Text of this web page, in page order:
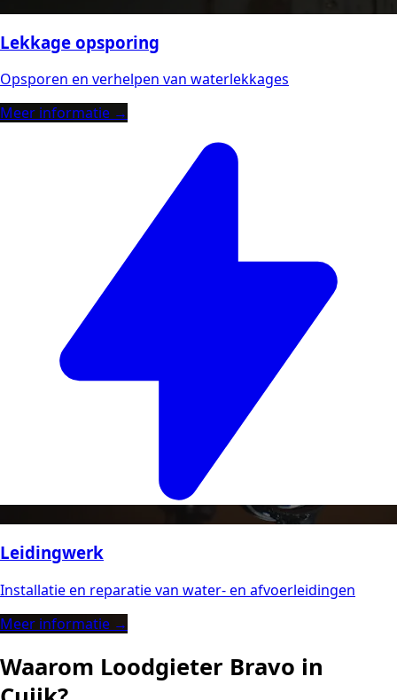
Lekkage opsporing
Opsporen en verhelpen van waterlekkages
Meer informatie →
Leidingwerk
Installatie en reparatie van water- en afvoerleidingen
Meer informatie →
Waarom Loodgieter Bravo in